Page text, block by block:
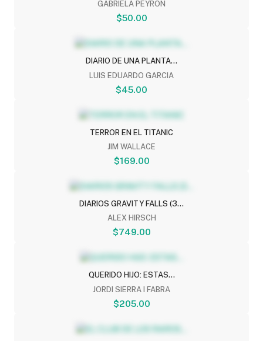
GABRIELA PEYRON
$50.00
DIARIO DE UNA PLANTA...
LUIS EDUARDO GARCIA
$45.00
TERROR EN EL TITANIC
JIM WALLACE
$169.00
DIARIOS GRAVITY FALLS (3...
ALEX HIRSCH
$749.00
QUERIDO HIJO: ESTAS...
JORDI SIERRA I FABRA
$205.00